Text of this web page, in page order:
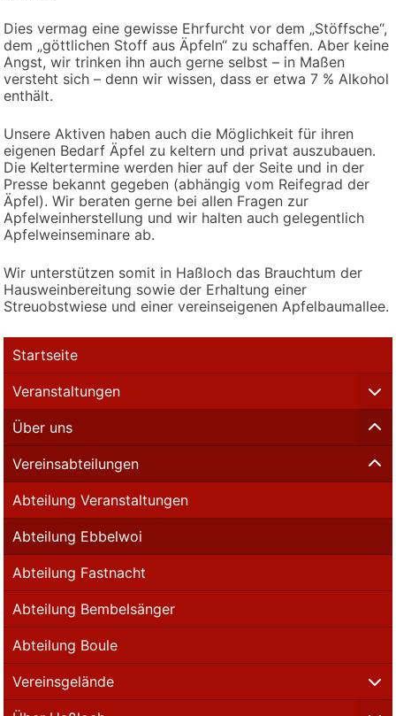
Dies vermag eine gewisse Ehrfurcht vor dem „Stöffsche“,
dem „göttlichen Stoff aus Äpfeln“ zu schaffen. Aber keine
Angst, wir trinken ihn auch gerne selbst – in Maßen
versteht sich – denn wir wissen, dass er etwa 7 % Alkohol
enthält.
Unsere Aktiven haben auch die Möglichkeit für ihren
eigenen Bedarf Äpfel zu keltern und privat auszubauen.
Die Keltertermine werden hier auf der Seite und in der
Presse bekannt gegeben (abhängig vom Reifegrad der
Äpfel). Wir beraten gerne bei allen Fragen zur
Apfelweinherstellung und wir halten auch gelegentlich
Apfelweinseminare ab.
Wir unterstützen somit in Haßloch das Brauchtum der
Hausweinbereitung sowie der Erhaltung einer
Streuobstwiese und einer vereinseigenen Apfelbaumallee.
Startseite
Veranstaltungen
Über uns
Vereinsabteilungen
Abteilung Veranstaltungen
Abteilung Ebbelwoi
Abteilung Fastnacht
Abteilung Bembelsänger
Abteilung Boule
Vereinsgelände